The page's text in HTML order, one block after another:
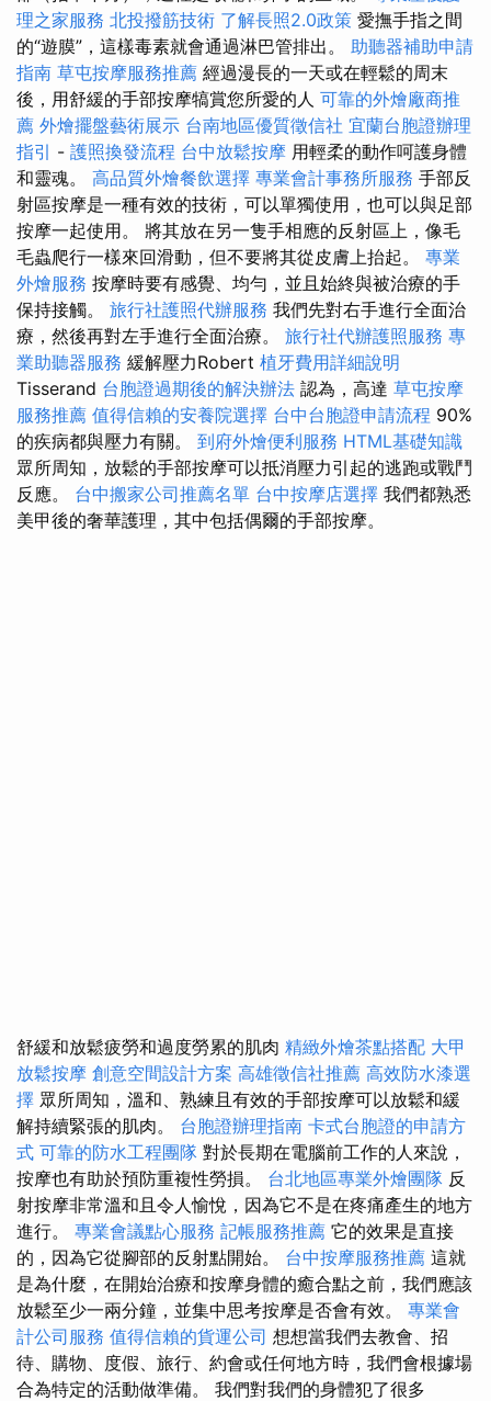
理之家服務 北投撥筋技術 了解長照2.0政策 愛撫手指之間
的“遊膜”，這樣毒素就會通過淋巴管排出。 助聽器補助申請
指南 草屯按摩服務推薦 經過漫長的一天或在輕鬆的周末
後，用舒緩的手部按摩犒賞您所愛的人 可靠的外燴廠商推
薦 外燴擺盤藝術展示 台南地區優質徵信社 宜蘭台胞證辦理
指引 - 護照換發流程 台中放鬆按摩 用輕柔的動作呵護身體
和靈魂。 高品質外燴餐飲選擇 專業會計事務所服務 手部反
射區按摩是一種有效的技術，可以單獨使用，也可以與足部
按摩一起使用。 將其放在另一隻手相應的反射區上，像毛
毛蟲爬行一樣來回滑動，但不要將其從皮膚上抬起。 專業
外燴服務 按摩時要有感覺、均勻，並且始終與被治療的手
保持接觸。 旅行社護照代辦服務 我們先對右手進行全面治
療，然後再對左手進行全面治療。 旅行社代辦護照服務 專
業助聽器服務 緩解壓力Robert 植牙費用詳細說明
Tisserand 台胞證過期後的解決辦法 認為，高達 草屯按摩
服務推薦 值得信賴的安養院選擇 台中台胞證申請流程 90%
的疾病都與壓力有關。 到府外燴便利服務 HTML基礎知識
眾所周知，放鬆的手部按摩可以抵消壓力引起的逃跑或戰鬥
反應。 台中搬家公司推薦名單 台中按摩店選擇 我們都熟悉
美甲後的奢華護理，其中包括偶爾的手部按摩。
舒緩和放鬆疲勞和過度勞累的肌肉 精緻外燴茶點搭配 大甲
放鬆按摩 創意空間設計方案 高雄徵信社推薦 高效防水漆選
擇 眾所周知，溫和、熟練且有效的手部按摩可以放鬆和緩
解持續緊張的肌肉。 台胞證辦理指南 卡式台胞證的申請方
式 可靠的防水工程團隊 對於長期在電腦前工作的人來說，
按摩也有助於預防重複性勞損。 台北地區專業外燴團隊 反
射按摩非常溫和且令人愉悅，因為它不是在疼痛產生的地方
進行。 專業會議點心服務 記帳服務推薦 它的效果是直接
的，因為它從腳部的反射點開始。 台中按摩服務推薦 這就
是為什麼，在開始治療和按摩身體的癒合點之前，我們應該
放鬆至少一兩分鐘，並集中思考按摩是否會有效。 專業會
計公司服務 值得信賴的貨運公司 想想當我們去教會、招
待、購物、度假、旅行、約會或任何地方時，我們會根據場
合為特定的活動做準備。 我們對我們的身體犯了很多